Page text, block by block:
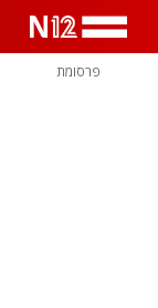
פרסומת